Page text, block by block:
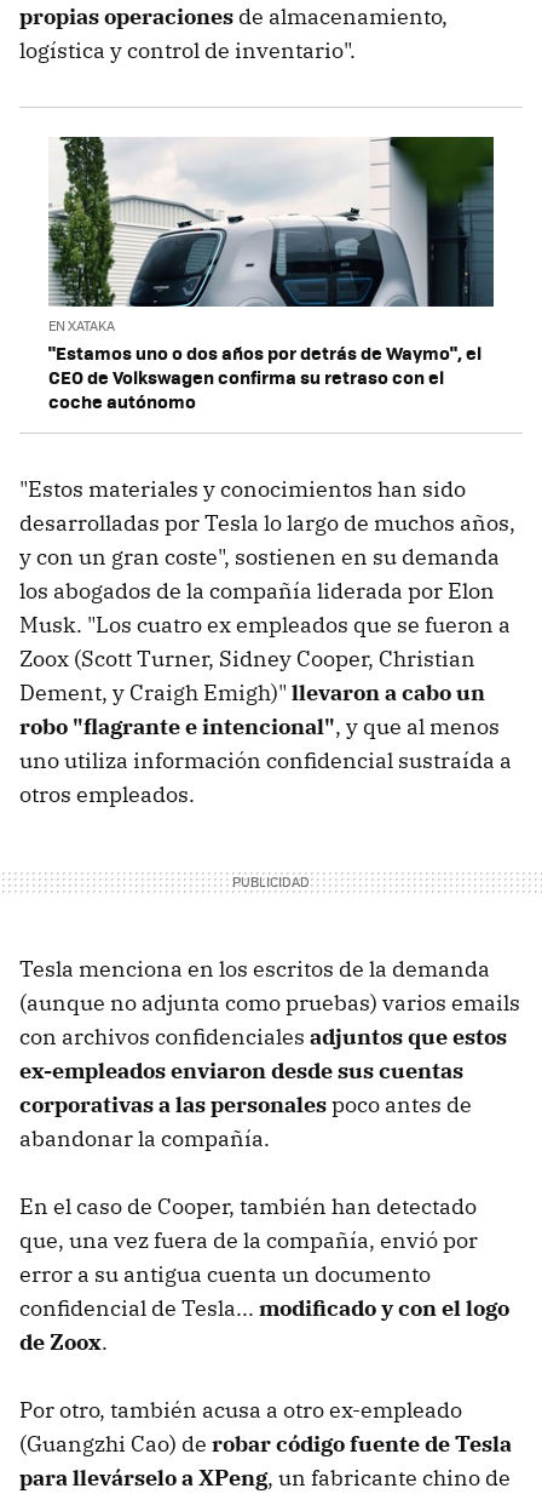
propias operaciones de almacenamiento,
logística y control de inventario".
EN XATAKA
"Estamos uno o dos años por detrás de Waymo", el
CEO de Volkswagen confirma su retraso con el
coche autónomo
"Estos materiales y conocimientos han sido
desarrolladas por Tesla lo largo de muchos años,
y con un gran coste", sostienen en su demanda
los abogados de la compañía liderada por Elon
Musk. "Los cuatro ex empleados que se fueron a
Zoox (Scott Turner, Sidney Cooper, Christian
Dement, y Craigh Emigh)" llevaron a cabo un
robo "flagrante e intencional", y que al menos
uno utiliza información confidencial sustraída a
otros empleados.
Tesla menciona en los escritos de la demanda
(aunque no adjunta como pruebas) varios emails
con archivos confidenciales adjuntos que estos
ex-empleados enviaron desde sus cuentas
corporativas a las personalespoco antes de
abandonar la compañía.
En el caso de Cooper, también han detectado
que, una vez fuera de la compañía, envió por
error a su antigua cuenta un documento
confidencial de Tesla... modificado y con el logo
de Zoox.
Por otro, también acusa a otro ex-empleado
(Guangzhi Cao) de robar código fuente de Tesla
para llevárselo a XPeng, un fabricante chino de